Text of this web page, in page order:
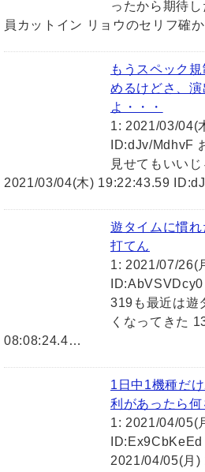
ったから期待
員カットイン リョウのセリフ確
もうスペック
めるけどさ、
よ・・・
1: 2021/03/04(
ID:dJv/MdhvF
見せてもいい
2021/03/04(木) 19:22:43.59
遊タイムに慣れ
打てん
1: 2021/07/26(
319も最近は遊
くなってきた
08:08:24.4…
1日中1機種だ
利があったら何
1: 2021/04/05(
2021/04/05(月)